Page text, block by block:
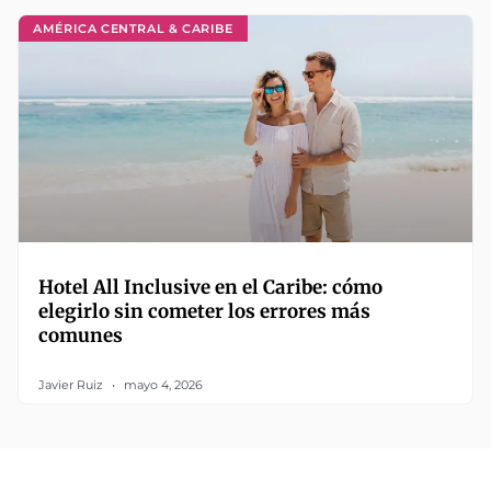
AMÉRICA CENTRAL & CARIBE
Hotel All Inclusive en el Caribe: cómo
elegirlo sin cometer los errores más
comunes
Javier Ruiz mayo 4, 2026